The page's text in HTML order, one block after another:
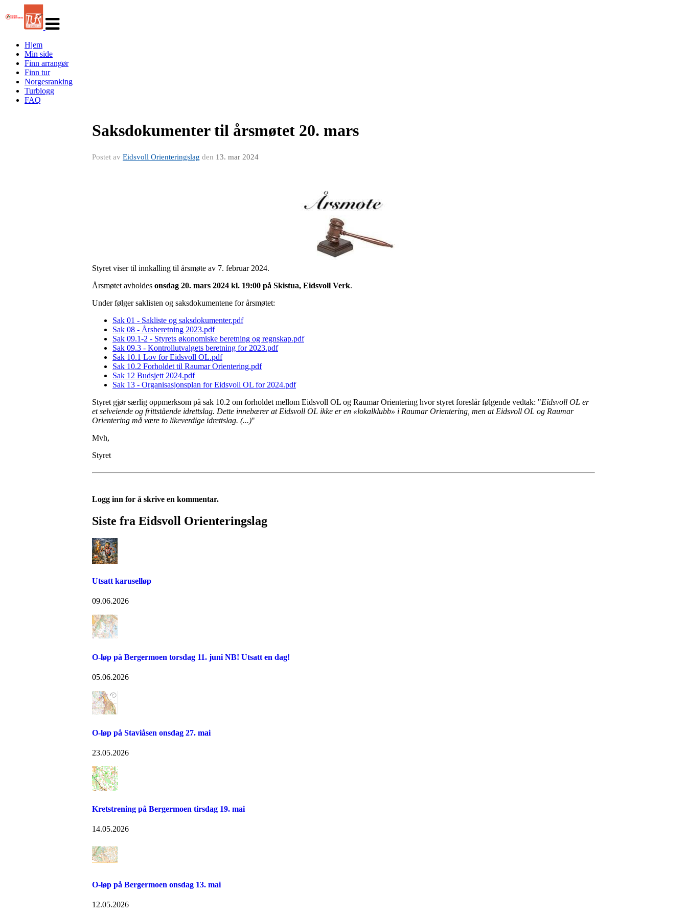
navigasjon
Hjem
Min side
Finn arrangør
Finn tur
Norgesranking
Turblogg
FAQ
Saksdokumenter til årsmøtet 20. mars
Postet av Eidsvoll Orienteringslag den 13. mar 2024
Styret viser til innkalling til årsmøte av 7. februar 2024.
Årsmøtet avholdes onsdag 20. mars 2024 kl. 19:00 på Skistua, Eidsvoll Verk.
Under følger saklisten og saksdokumentene for årsmøtet:
Sak 01 - Sakliste og saksdokumenter.pdf
Sak 08 - Årsberetning 2023.pdf
Sak 09.1-2 - Styrets økonomiske beretning og regnskap.pdf
Sak 09.3 - Kontrollutvalgets beretning for 2023.pdf
Sak 10.1 Lov for Eidsvoll OL.pdf
Sak 10.2 Forholdet til Raumar Orientering.pdf
Sak 12 Budsjett 2024.pdf
Sak 13 - Organisasjonsplan for Eidsvoll OL for 2024.pdf
Styret gjør særlig oppmerksom på sak 10.2 om forholdet mellom Eidsvoll OL og Raumar Orientering hvor styret foreslår følgende vedtak: "Eidsvoll OL er
et selveiende og frittstående idrettslag. Dette innebærer at Eidsvoll OL ikke er en «lokalklubb» i Raumar Orientering, men at Eidsvoll OL og Raumar
Orientering må være to likeverdige idrettslag. (...)"
Mvh,
Styret
Logg inn for å skrive en kommentar.
Siste fra Eidsvoll Orienteringslag
Utsatt karuselløp
09.06.2026
O-løp på Bergermoen torsdag 11. juni NB! Utsatt en dag!
05.06.2026
O-løp på Staviåsen onsdag 27. mai
23.05.2026
Kretstrening på Bergermoen tirsdag 19. mai
14.05.2026
O-løp på Bergermoen onsdag 13. mai
12.05.2026